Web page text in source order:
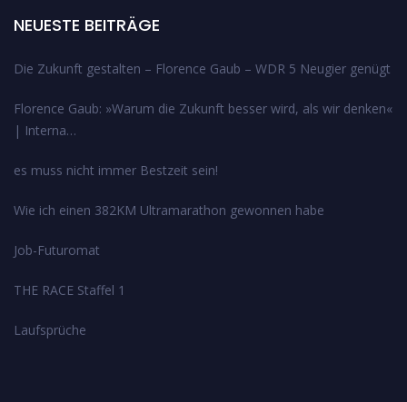
NEUESTE BEITRÄGE
Die Zukunft gestalten – Florence Gaub – WDR 5 Neugier genügt
Florence Gaub: »Warum die Zukunft besser wird, als wir denken«
| Interna…
es muss nicht immer Bestzeit sein!
Wie ich einen 382KM Ultramarathon gewonnen habe
Job-Futuromat
THE RACE Staffel 1
Laufsprüche